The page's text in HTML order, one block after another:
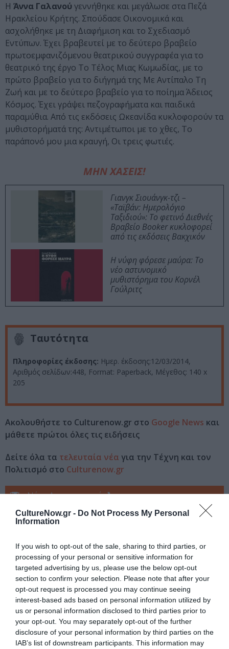
CultureNow.gr - Do Not Process My Personal
Information
If you wish to opt-out of the sale, sharing to third parties, or
processing of your personal or sensitive information for
targeted advertising by us, please use the below opt-out
section to confirm your selection. Please note that after your
opt-out request is processed you may continue seeing
interest-based ads based on personal information utilized by
us or personal information disclosed to third parties prior to
your opt-out. You may separately opt-out of the further
disclosure of your personal information by third parties on the
IAB’s list of downstream participants. This information may
Η Άννα Γαλανού γεννήθηκε και μεγάλωσε στα Πεζά
Ηρακλείου Κρήτης. Σπούδασε Οικονομικά και
ασχολήθηκε με τη Διαφήμιση και το Σχεδιασμό
Εντύπων. Έχει βραβευτεί με το δεύτερο βραβείο
πρωτοεμφανιζόμενου θεατρικού συγγραφέα για το
θεατρικό της έργο Το Τέλος Μιας Κωμωδίας, με το
πρώτο βραβείο για το διήγημά της Με Αντίπαλο Τη
Ζωή και με το δεύτερο βραβείο για το ποίημα Άδειος
Κόσμος. Έχει γράψει πεζογραφήματα και παιδικά
παραμύθια. Από τις εκδόσεις Ωκεανίδα κυκλοφορούν τα
μυθιστορήματά της: Αντιμέτωποι με το χθες, Το
παράπονό μου μια κραυγή, Οι τρεις φωτιές.
ΜΗΝ ΧΑΣΕΙΣ!
Γιανγκ Σιουάνγκ-τζι –
«Ταϊβάν: Ημερολόγιο
Ταξιδιού»: Το φετινό Διεθνές
Βραβείο Booker κυκλοφορεί
από τις εκδόσεις Βακχικόν
Η νύφη φόρεσε μαύρα: Το
νέο αστυνομικό
μυθιστόρημα του Κορνέλ
Γούλριτς
Ταυτότητα
Πληροφορίες έκδοσης: Ημερ. έκδοσης:12/03/2014,
Αριθμός σελίδων:448, Format: Paperback, Μέγεθος: 140 x
205
Ακολουθήστε το Culturenow.gr στο Google News και
μάθετε πρώτοι όλες τις ειδήσεις
Δείτε όλα τα τελευταία νέα για την Τέχνη και τον
Πολιτισμό στο Culturenow.gr
Νέοι Διαγωνισμοί❯
Tags
Newsletter
Κάθε βδομάδα στο e-mail σας τα τελευταία νέα για
την Τέχνη και τον Πολιτισμό!